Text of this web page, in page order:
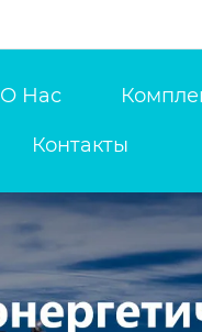
О Нас
Контакты